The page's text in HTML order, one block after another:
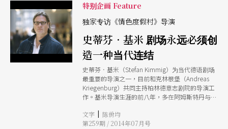
特别企画 Feature
独家专访《情色度假村》导演
史蒂芬．基米 剧场永远必须创
造一种当代连结
史蒂芬．基米（Stefan Kimmig）为当代德语剧场
最重要的导演之一，目前和克林根堡（Andreas
Kriegenburg）共同主持柏林德意志剧院的导演工
作。基米导演生涯的前八年，多在阿姆斯特丹与荷
早就看得到一种综合特质，结合德语剧场高度训练
的语言表达，及荷比艺术家重视的身体强度和演员
文字 | 陈佾均
第259期 / 2014年07月号